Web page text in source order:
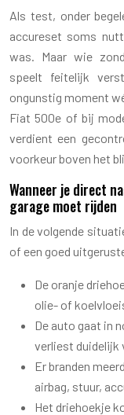
Als test, onder
accureset soms
was. Maar wie
speelt feitelijk
ongunstig moment
Fiat 500e of bij
verdient een
voorkeur boven het
Wanneer je direct
garage moet rijden
In de volgende
of een goed
De oranje
olie- of
De auto gaat in
verliest duidelijk
Er branden
airbag, stuur,
Het driehoekje